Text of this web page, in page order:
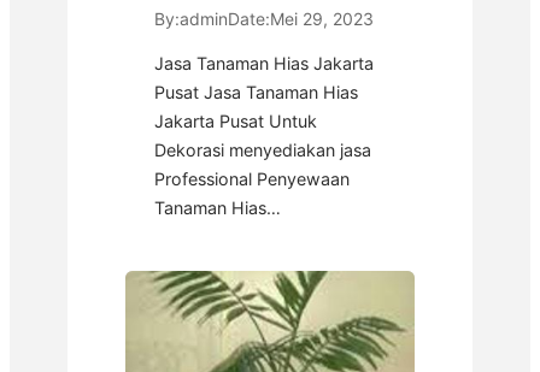
By:adminDate:Mei 29, 2023
Jasa Tanaman Hias Jakarta
Pusat Jasa Tanaman Hias
Jakarta Pusat Untuk
Dekorasi menyediakan jasa
Professional Penyewaan
Tanaman Hias…